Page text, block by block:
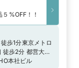
%OFF！！
歩1分東京メトロ
徒歩2分 都営大江
2分
本社ビル